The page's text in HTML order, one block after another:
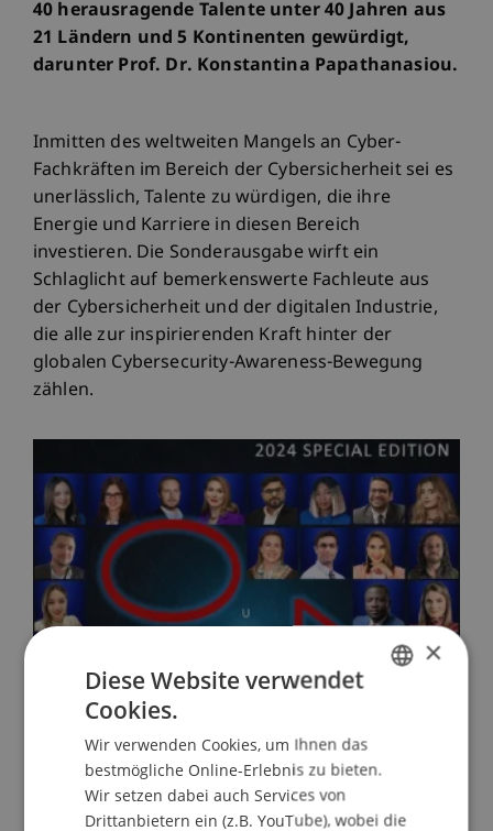
40 herausragende Talente unter 40 Jahren aus
21 Ländern und 5 Kontinenten gewürdigt,
darunter Prof. Dr. Konstantina Papathanasiou.
Inmitten des weltweiten Mangels an Cyber-
Fachkräften im Bereich der Cybersicherheit sei es
unerlässlich, Talente zu würdigen, die ihre
Energie und Karriere in diesen Bereich
investieren. Die Sonderausgabe wirft ein
Schlaglicht auf bemerkenswerte Fachleute aus
der Cybersicherheit und der digitalen Industrie,
die alle zur inspirierenden Kraft hinter der
globalen Cybersecurity-Awareness-Bewegung
zählen.
×
Diese Website verwendet
Cookies.
Wir verwenden Cookies, um Ihnen das
bestmögliche Online-Erlebnis zu bieten.
Wir setzen dabei auch Services von
Drittanbietern ein (z.B. YouTube), wobei die